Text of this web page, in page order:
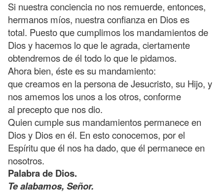
Si nuestra conciencia no nos remuerde, entonces,
hermanos míos, nuestra confianza en Dios es
total. Puesto que cumplimos los mandamientos de
Dios y hacemos lo que le agrada, ciertamente
obtendremos de él todo lo que le pidamos.
Ahora bien, éste es su mandamiento:
que creamos en la persona de Jesucristo, su Hijo, y
nos amemos los unos a los otros, conforme
al precepto que nos dio.
Quien cumple sus mandamientos permanece en
Dios y Dios en él. En esto conocemos, por el
Espíritu que él nos ha dado, que él permanece en
nosotros.
Palabra de Dios.
Te alabamos, Señor.